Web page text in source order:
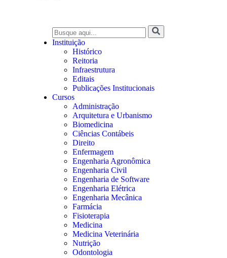
Instituição
Histórico
Reitoria
Infraestrutura
Editais
Publicações Institucionais
Cursos
Administração
Arquitetura e Urbanismo
Biomedicina
Ciências Contábeis
Direito
Enfermagem
Engenharia Agronômica
Engenharia Civil
Engenharia de Software
Engenharia Elétrica
Engenharia Mecânica
Farmácia
Fisioterapia
Medicina
Medicina Veterinária
Nutrição
Odontologia